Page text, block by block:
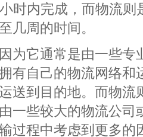
时内完成，而物流
几周的时间。
为它通常是由一些专
有自己的物流网络和
送到目的地。而物流
一些较大的物流公司
过程中考虑到更多的